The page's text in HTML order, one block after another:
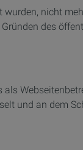
wurden, nicht
des
und an dem